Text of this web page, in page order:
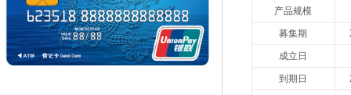
产品规模
募集期
成立日
到期日